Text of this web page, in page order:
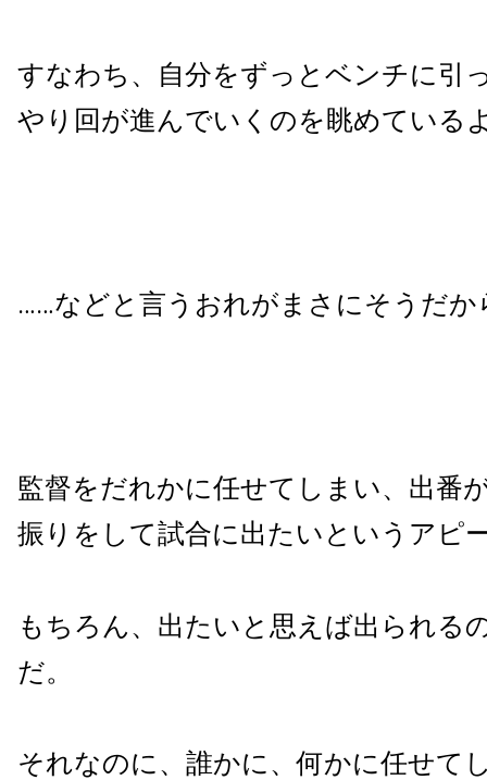
すなわち、自分をずっとベンチに引
やり回が進んでいくのを眺めている
……などと言うおれがまさにそうだか
監督をだれかに任せてしまい、出番
振りをして試合に出たいというアピ
もちろん、出たいと思えば出られる
だ。
それなのに、誰かに、何かに任せて